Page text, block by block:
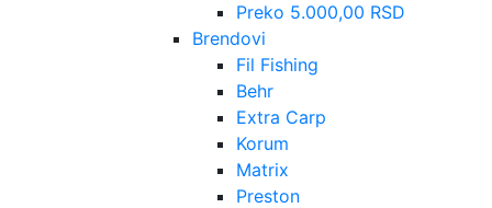
Preko 5.000,00 RSD
Brendovi
Fil Fishing
Behr
Extra Carp
Korum
Matrix
Preston